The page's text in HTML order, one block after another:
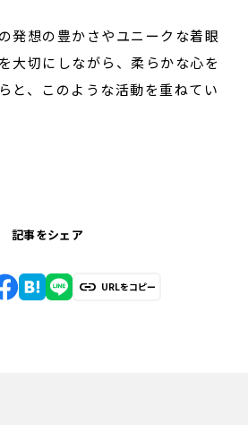
発想の豊かさやユニークな着眼
大切にしながら、柔らかな心を
と、このような活動を重ねてい
記事をシェア
URLをコピー